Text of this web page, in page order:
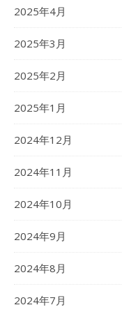
2025年4月
2025年3月
2025年2月
2025年1月
2024年12月
2024年11月
2024年10月
2024年9月
2024年8月
2024年7月